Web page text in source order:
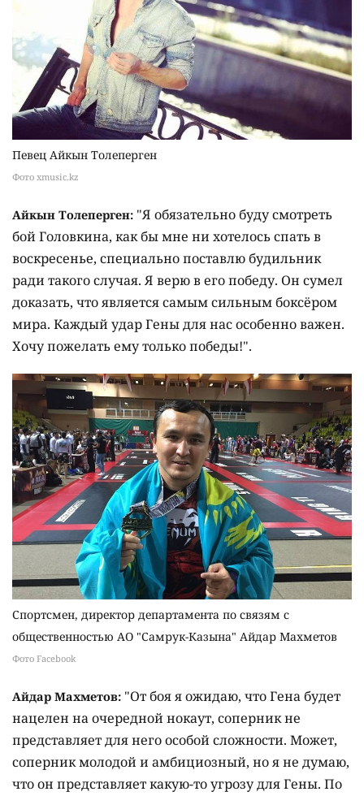
Фото xmusic.kz
Певец Айкын Толеперген
Айкын Толеперген: "Я обязательно буду смотреть
бой Головкина, как бы мне ни хотелось спать в
воскресенье, специально поставлю будильник
ради такого случая. Я верю в его победу. Он сумел
доказать, что является самым сильным боксёром
мира. Каждый удар Гены для нас особенно важен.
Хочу пожелать ему только победы!".
Фото Facebook
Спортсмен, директор департамента по связям с
общественностью АО "Самрук-Казына" Айдар Махметов
Айдар Махметов: "От боя я ожидаю, что Гена будет
нацелен на очередной нокаут, соперник не
представляет для него особой сложности. Может,
соперник молодой и амбициозный, но я не думаю,
что он представляет какую-то угрозу для Гены. По